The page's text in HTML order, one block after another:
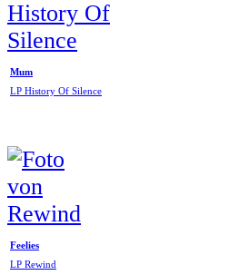
Mum
LP History Of Silence
Feelies
LP Rewind